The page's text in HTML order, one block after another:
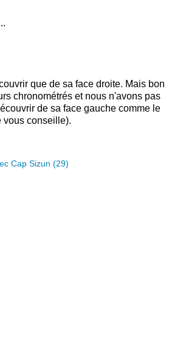
que de sa face droite. Mais bon
chronométrés et nous n'avons pas
de sa face gauche comme le
vous conseille).